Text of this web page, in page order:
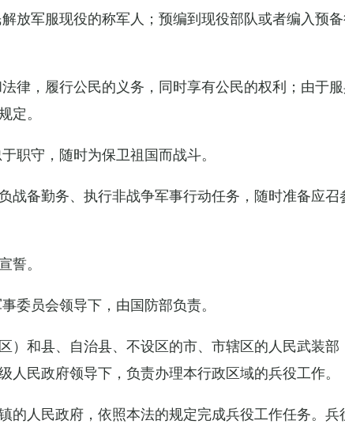
放军服现役的称军人；预编到现役部队或者编入预
律，履行公民的义务，同时享有公民的权利；由于
定。
职守，随时为保卫祖国而战斗。
备勤务、执行非战争军事行动任务，随时准备应召
誓。
委员会领导下，由国防部负责。
）和县、自治县、不设区的市、市辖区的人民武装部
民政府领导下，负责办理本行政区域的兵役工作。
的人民政府，依照本法的规定完成兵役工作任务。兵